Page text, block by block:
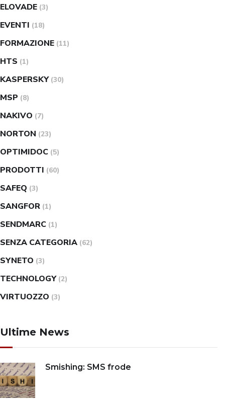
ELOVADE (3)
EVENTI (18)
FORMAZIONE (11)
HTS (1)
KASPERSKY (30)
MSP (8)
NAKIVO (7)
NORTON (23)
OPTIMIDOC (5)
PRODOTTI (60)
SAFEQ (3)
SANGFOR (1)
SENDMARC (1)
SENZA CATEGORIA (62)
SYNETO (3)
TECHNOLOGY (2)
VIRTUOZZO (3)
Ultime News
Smishing: SMS frode